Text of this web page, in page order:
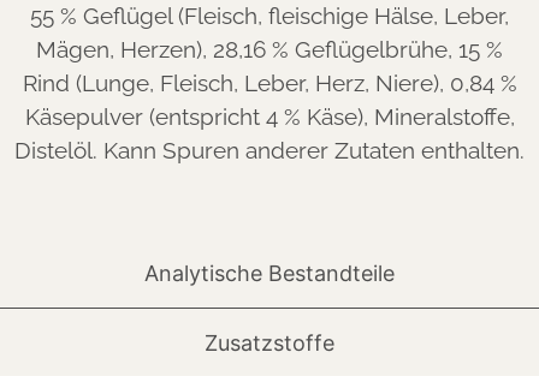
Analytische Bestandteile
Zusatzstoffe
55 % Geflügel (Fleisch, fleischige Hälse, Leber,
Mägen, Herzen), 28,16 % Geflügelbrühe, 15 %
Rind (Lunge, Fleisch, Leber, Herz, Niere), 0,84 %
Käsepulver (entspricht 4 % Käse), Mineralstoffe,
Distelöl. Kann Spuren anderer Zutaten enthalten.